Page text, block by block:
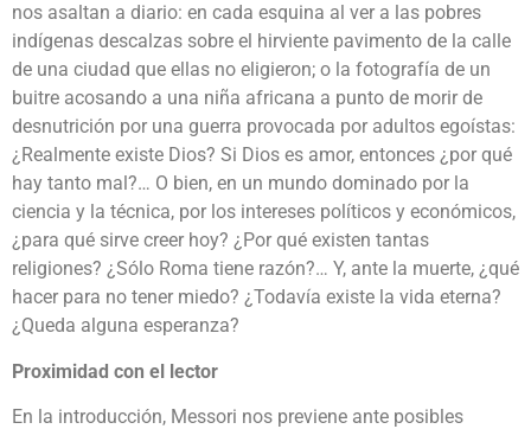
nos asaltan a diario: en cada esquina al ver a las pobres
indígenas descalzas sobre el hirviente pavimento de la calle
de una ciudad que ellas no eligieron; o la fotografía de un
buitre acosando a una niña africana a punto de morir de
desnutrición por una guerra provocada por adultos egoístas:
¿Realmente existe Dios? Si Dios es amor, entonces ¿por qué
hay tanto mal?… O bien, en un mundo dominado por la
ciencia y la técnica, por los intereses políticos y económicos,
¿para qué sirve creer hoy? ¿Por qué existen tantas
religiones? ¿Sólo Roma tiene razón?… Y, ante la muerte, ¿qué
hacer para no tener miedo? ¿Todavía existe la vida eterna?
¿Queda alguna esperanza?
Proximidad con el lector
En la introducción, Messori nos previene ante posibles